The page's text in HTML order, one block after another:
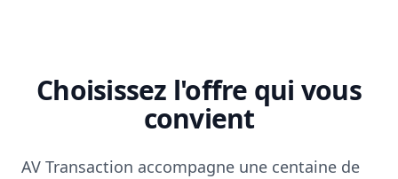
Choisissez l'offre qui vous
convient
AV Transaction accompagne une centaine de